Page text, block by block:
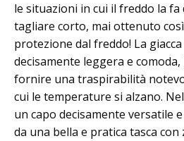
le situazioni in cui il freddo la fa
tagliare corto, mai ottenuto
protezione dal freddo! La
decisamente leggera e
fornire una traspirabilità
cui le temperature si alzano.
un capo decisamente versatile
da una bella e pratica tasca